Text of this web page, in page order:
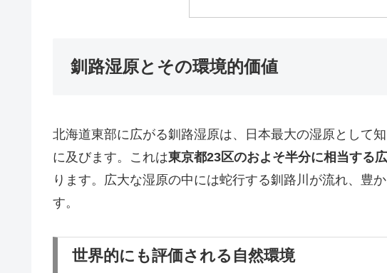
釧路湿原とその環境的価値
北海道東部に広がる釧路湿原は、日本最大の湿原として
に及びます。これは東京都23区のおよそ半分に相当する
ります。広大な湿原の中には蛇行する釧路川が流れ、豊
す。
世界的にも評価される自然環境